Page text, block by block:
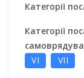
Категорії
Категорії
VI
VII